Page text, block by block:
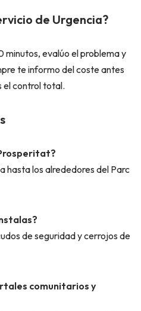
de Urgencia?
minutos, evalúo el problema y
te informo del coste antes
el control total.
hasta los alrededores del Parc
de seguridad y cerrojos de
comunitarios y